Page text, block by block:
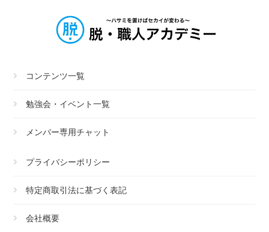
コンテンツ一覧
勉強会・イベント一覧
メンバー専用チャット
プライバシーポリシー
特定商取引法に基づく表記
会社概要